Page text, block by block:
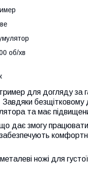
об/хв
для догляду за
безщітковому
та має
дає змогу
ножі для